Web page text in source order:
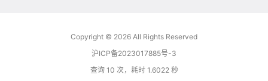
Copyright © 2026 All Rights Reserved
沪ICP备2023017885号-3
查询 10 次，耗时 1.6022 秒